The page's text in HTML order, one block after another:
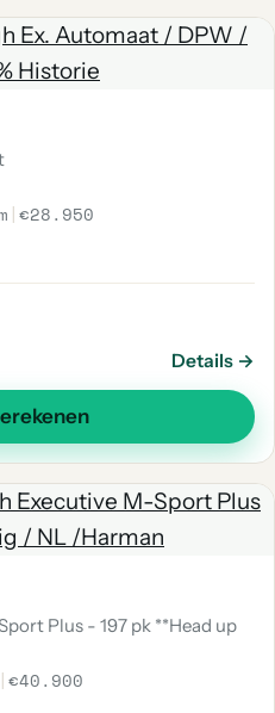
|€28.950
Details →
Plus - 197 pk **Head up
|€40.900